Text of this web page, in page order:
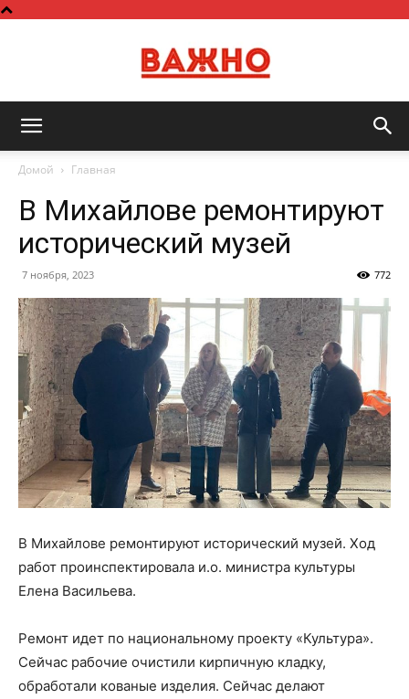
Домой Главная
В Михайлове ремонтируют
исторический музей
7 ноября, 2023 772
В Михайлове ремонтируют исторический музей. Ход
работ проинспектировала и.о. министра культуры
Елена Васильева.
Ремонт идет по национальному проекту «Культура».
Сейчас рабочие очистили кирпичную кладку,
обработали кованые изделия. Сейчас делают